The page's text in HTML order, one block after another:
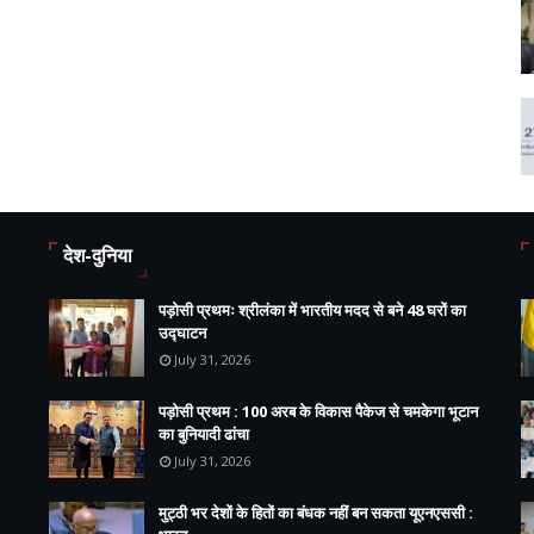
देश-दुनिया
पड़ोसी प्रथमः श्रीलंका में भारतीय मदद से बने 48 घरों का
उद्घाटन
July 31, 2026
पड़ोसी प्रथम : 100 अरब के विकास पैकेज से चमकेगा भूटान
का बुनियादी ढांचा
July 31, 2026
मुट्ठी भर देशों के हितों का बंधक नहीं बन सकता यूएनएससी :